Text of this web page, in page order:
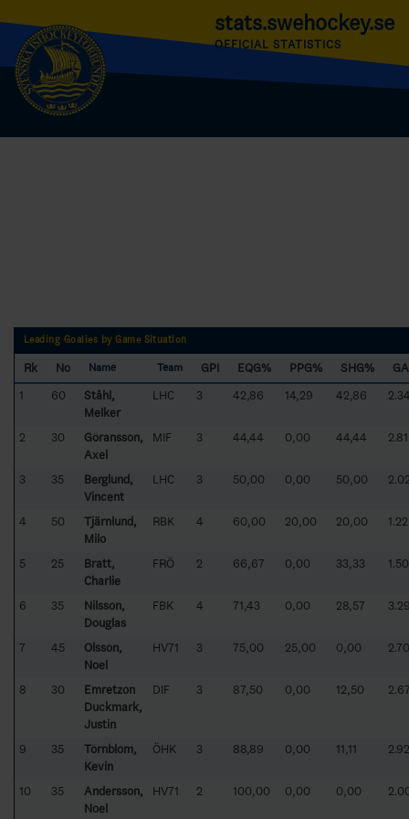
stats.swehockey.se
OFFICIAL STATISTICS
Leading Goalies by Game Situation
Rk No Name Team GPI EQG% PPG% SHG%
1
60
Ståhl,
Melker
LHC 3 42,86 14,29 42,86
2 30
Göransson,
Axel
MIF 3 44,44 0,00 44,44 2.81
3 35
Berglund,
Vincent
LHC 3 50,00 0,00 50,00
4 50
Tjärnlund,
Milo
RBK 4 60,00 20,00 20,00 1.22
5 25
Bratt,
Charlie
FRÖ 2 66,67 0,00 33,33 1.50
6 35
Nilsson,
Douglas
FBK 4 71,43 0,00 28,57
7 45
Olsson,
Noel
HV71 3 75,00 25,00 0,00 2.70
8 30
Emretzon
Duckmark,
Justin
DIF 3 87,50 0,00 12,50
9 35
Törnblom,
Kevin
ÖHK 3 88,89 0,00 11,11 2.92
10 35
Andersson,
Noel
HV71 2 100,00 0,00 0,00